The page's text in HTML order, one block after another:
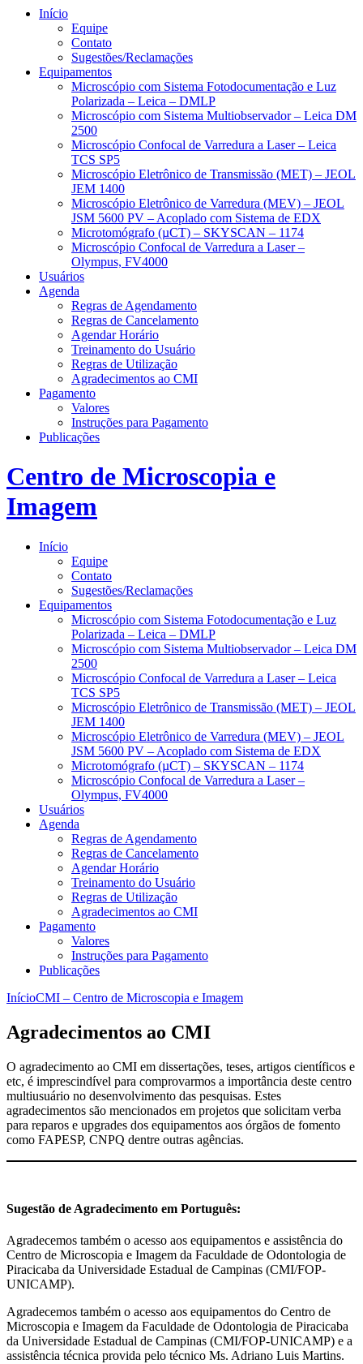
Início
Equipe
Contato
Sugestões/Reclamações
Equipamentos
Microscópio com Sistema Fotodocumentação e Luz
Polarizada – Leica – DMLP
Microscópio com Sistema Multiobservador – Leica DM
2500
Microscópio Confocal de Varredura a Laser – Leica
TCS SP5
Microscópio Eletrônico de Transmissão (MET) – JEOL
JEM 1400
Microscópio Eletrônico de Varredura (MEV) – JEOL
JSM 5600 PV – Acoplado com Sistema de EDX
Microtomógrafo (µCT) – SKYSCAN – 1174
Microscópio Confocal de Varredura a Laser –
Olympus, FV4000
Usuários
Agenda
Regras de Agendamento
Regras de Cancelamento
Agendar Horário
Treinamento do Usuário
Regras de Utilização
Agradecimentos ao CMI
Pagamento
Valores
Instruções para Pagamento
Publicações
Centro de Microscopia e
Imagem
Início
Equipe
Contato
Sugestões/Reclamações
Equipamentos
Microscópio com Sistema Fotodocumentação e Luz
Polarizada – Leica – DMLP
Microscópio com Sistema Multiobservador – Leica DM
2500
Microscópio Confocal de Varredura a Laser – Leica
TCS SP5
Microscópio Eletrônico de Transmissão (MET) – JEOL
JEM 1400
Microscópio Eletrônico de Varredura (MEV) – JEOL
JSM 5600 PV – Acoplado com Sistema de EDX
Microtomógrafo (µCT) – SKYSCAN – 1174
Microscópio Confocal de Varredura a Laser –
Olympus, FV4000
Usuários
Agenda
Regras de Agendamento
Regras de Cancelamento
Agendar Horário
Treinamento do Usuário
Regras de Utilização
Agradecimentos ao CMI
Pagamento
Valores
Instruções para Pagamento
Publicações
InícioCMI – Centro de Microscopia e Imagem
Agradecimentos ao CMI
O agradecimento ao CMI em dissertações, teses, artigos científicos e
etc, é imprescindível para comprovarmos a importância deste centro
multiusuário no desenvolvimento das pesquisas. Estes
agradecimentos são mencionados em projetos que solicitam verba
para reparos e upgrades dos equipamentos aos órgãos de fomento
como FAPESP, CNPQ dentre outras agências.
Sugestão de Agradecimento em Português:
Agradecemos também o acesso aos equipamentos e assistência do
Centro de Microscopia e Imagem da Faculdade de Odontologia de
Piracicaba da Universidade Estadual de Campinas (CMI/FOP-
UNICAMP).
Agradecemos também o acesso aos equipamentos do Centro de
Microscopia e Imagem da Faculdade de Odontologia de Piracicaba
da Universidade Estadual de Campinas (CMI/FOP-UNICAMP) e a
assistência técnica provida pelo técnico Ms. Adriano Luis Martins.